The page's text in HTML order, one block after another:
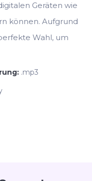
Geräten wie
können. Aufgrund
Wahl, um
.mp3